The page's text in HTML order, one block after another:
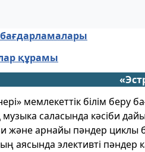
бағдарламалары
құрамы
мемлекеттік білім беру
музыка саласында кәсіби
және арнайы пәндер циклы
аясында элективті пәндер